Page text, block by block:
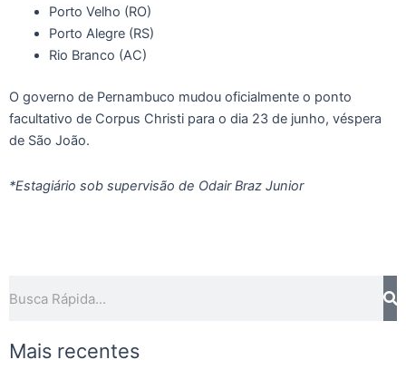
Porto Velho (RO)
Porto Alegre (RS)
Rio Branco (AC)
O governo de Pernambuco mudou oficialmente o ponto
facultativo de Corpus Christi para o dia 23 de junho, véspera
de São João.
*Estagiário sob supervisão de Odair Braz Junior
Mais recentes